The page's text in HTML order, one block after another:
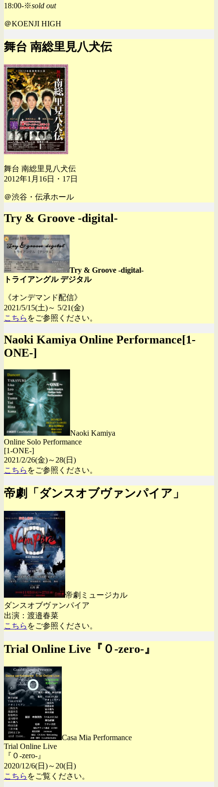
18:00-※sold out
＠KOENJI HIGH
舞台 南総里見八犬伝
舞台 南総里見八犬伝
2012年1月16日・17日
＠渋谷・伝承ホール
Try & Groove -digital-
Try & Groove -digital-
トライアングル デジタル
《オンデマンド配信》
2021/5/15(土)～ 5/21(金)
こちら をご参照ください。
Naoki Kamiya Online Performance[1-
ONE-]
Naoki Kamiya
Online Solo Performance
[1-ONE-]
2021/2/26(金)～28(日)
こちら をご参照ください。
帝劇「ダンスオブヴァンパイア」
帝劇ミュージカル
ダンスオブヴァンパイア
出演：渡邉春菜
こちら をご参照ください。
Trial Online Live『０-zero-』
Casa Mia Performance
Trial Online Live
『０-zero-』
2020/12/6(日)～20(日)
こちら をご覧ください。